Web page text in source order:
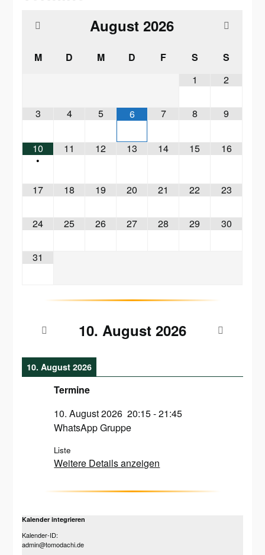
August 2026
M D M D F S
S
1
2
3 4 5 6 7 8 9
10
•
11 12 13 14 15 16
17 18 19 20 21 22 23
24 25 26 27 28 29 30
31
10. August 2026
10. August 2026
Termine
10. August 2026 20:15-21:45
WhatsApp Gruppe
Liste
Weitere Details anzeigen
Kalender integrieren
Kalender-ID:
admin@tomodachi.de